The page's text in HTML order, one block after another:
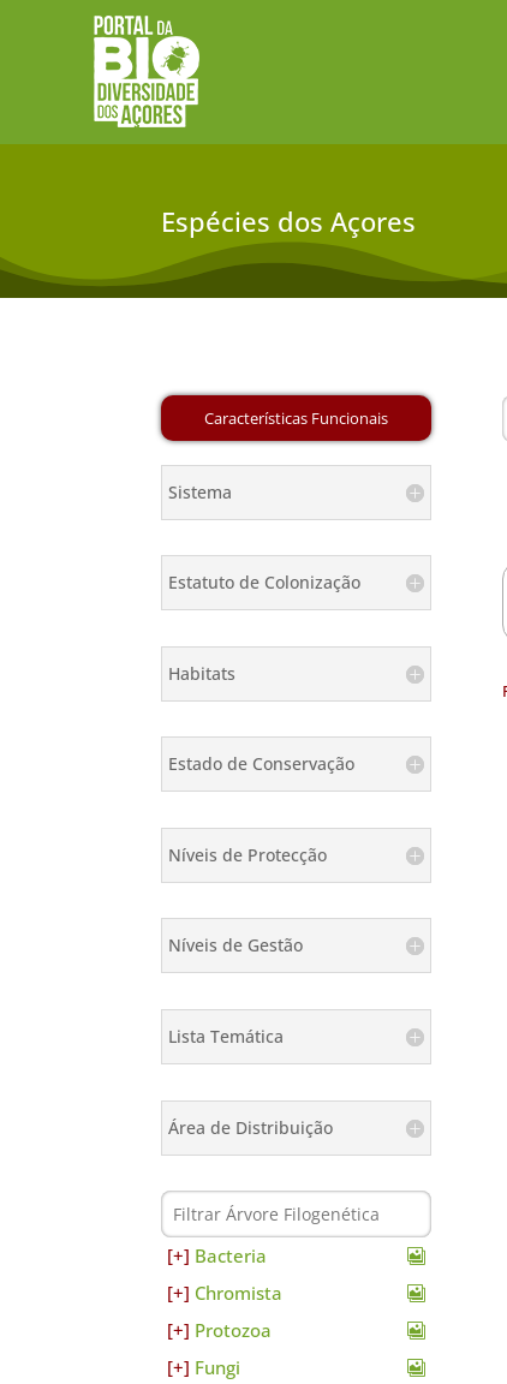
Espécies dos Açores
Sistema
Estatuto de Colonização
Habitats
Estado de Conservação
Níveis de Protecção
Níveis de Gestão
Lista Temática
Área de Distribuição
Bacteria
Chromista
Protozoa
Fungi